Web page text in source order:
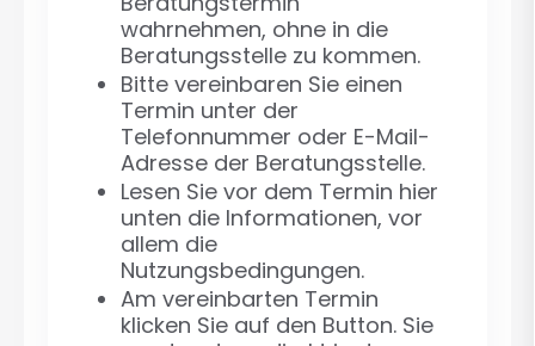
wahrnehmen, ohne in die
Beratungsstelle zu kommen.
Bitte vereinbaren Sie einen
Termin unter der
Telefonnummer oder E-Mail-
Adresse der Beratungsstelle.
Lesen Sie vor dem Termin hier
unten die Informationen, vor
allem die
Nutzungsbedingungen.
Am vereinbarten Termin
klicken Sie auf den Button. Sie